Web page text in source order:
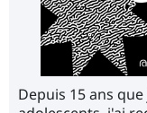
Depuis 15 ans